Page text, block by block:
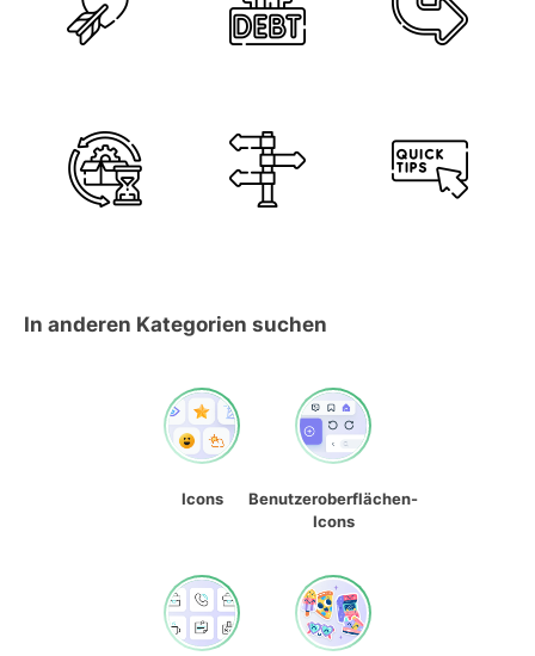
In anderen Kategorien suchen
Icons
Benutzeroberflächen-
Icons